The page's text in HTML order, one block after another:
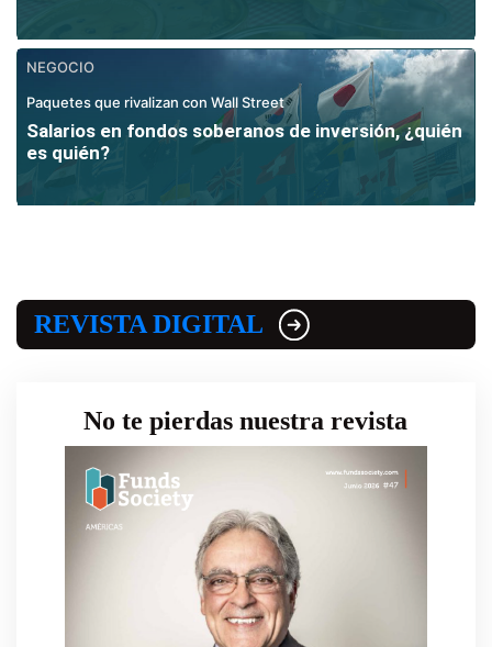
NEGOCIO
Paquetes que rivalizan con Wall Street
Salarios en fondos soberanos de inversión, ¿quién
es quién?
REVISTA DIGITAL
No te pierdas nuestra revista